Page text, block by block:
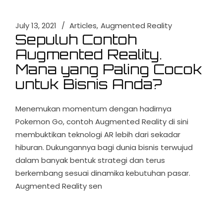
July 13, 2021 Articles Augmented Reality
Sepuluh Contoh
Augmented Reality.
Mana yang Paling Cocok
untuk Bisnis Anda?
Menemukan momentum dengan hadirnya
Pokemon Go, contoh Augmented Reality di sini
membuktikan teknologi AR lebih dari sekadar
hiburan. Dukungannya bagi dunia bisnis terwujud
dalam banyak bentuk strategi dan terus
berkembang sesuai dinamika kebutuhan pasar.
Augmented Reality sen